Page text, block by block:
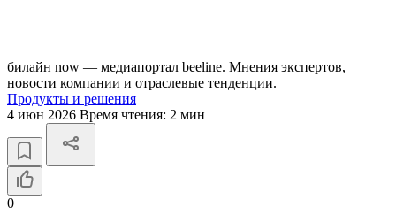
билайн now — медиапортал beeline. Мнения экспертов,
новости компании и отраслевые тенденции.
Продукты и решения
4 июн 2026 Время чтения: 2 мин
0